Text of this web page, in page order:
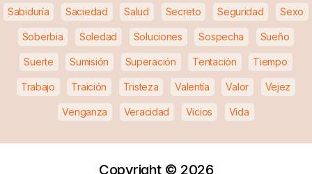
Sabiduría Saciedad Salud Secreto Seguridad Sexo
Soberbia Soledad Soluciones Sospecha Sueño
Suerte Sumisión Superación Tentación Tiempo
Trabajo Traición Tristeza Valentía Valor Vejez
Venganza Veracidad Vicios Vida
Copyright © 2026